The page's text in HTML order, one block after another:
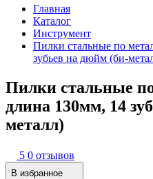
Главная
Каталог
Инструмент
Пилки стальные по
зубьев на дюйм (би-
Пилки стальные
длина 130мм, 14
металл)
5 0 отзывов
В избранное